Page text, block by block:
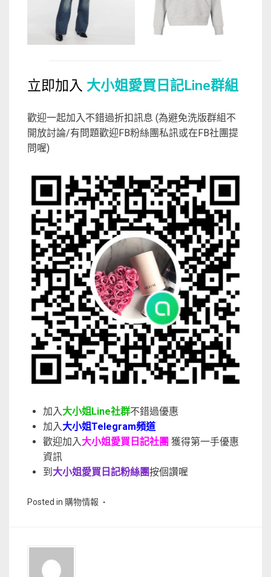
立即加入 大小姐愛買日記Line群組
歡迎一起加入不錯過折扣訊息 (為避免洗版群組不
開放討論/有問題歡迎FB粉絲團私訊或在FB社團提
問喔)
加入大小姐Line社群不錯過優惠
加入大小姐Telegram頻道
歡迎加入大小姐愛買日記社團 獲得第一手優惠
資訊
到 大小姐愛買日記粉絲團按個讚喔
Posted in 購物情報